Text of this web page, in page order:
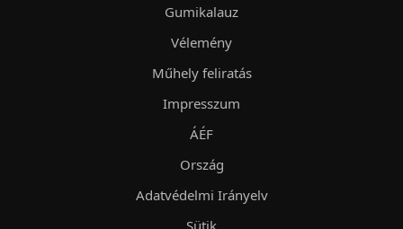
Gumikalauz
Vélemény
Műhely feliratás
Impresszum
ÁÉF
Ország
Adatvédelmi Irányelv
Sütik